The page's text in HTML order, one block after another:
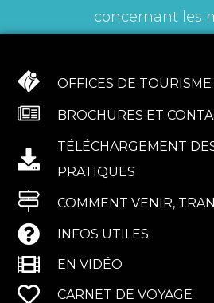
concernant les
OFFICES DE TOURISME
BROCHURES ET
TÉLÉCHARGEMENT
PRATIQUES
COMMENT VENIR,
INFOS UTILES
EN VIDÉO
CARNET DE VOYAGE